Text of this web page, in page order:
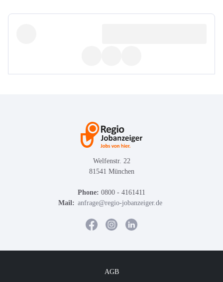
Welfenstr. 22
81541 München
Phone: 0800 - 4161411
Mail: anfrage@regio-jobanzeiger.de
AGB